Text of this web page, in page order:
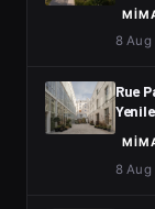
8 Aug
Rue
8 Aug